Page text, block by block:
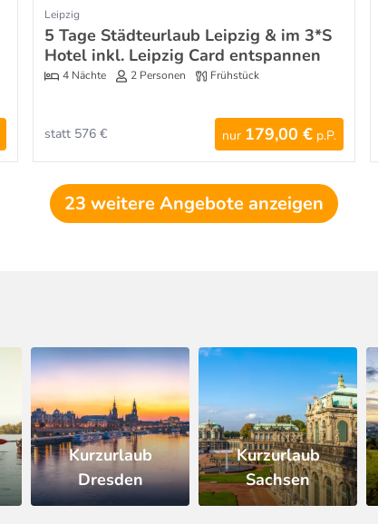
Leipzig
5 Tage Städteurlaub Leipzig & im 3*S
Hotel inkl. Leipzig Card entspannen
4 Nächte 2 Personen Frühstück
nur 179,00 € p.P.
statt 576 €
23 weitere Angebote anzeigen
Kurzurlaub
Dresden
Kurzurlaub
Sachsen